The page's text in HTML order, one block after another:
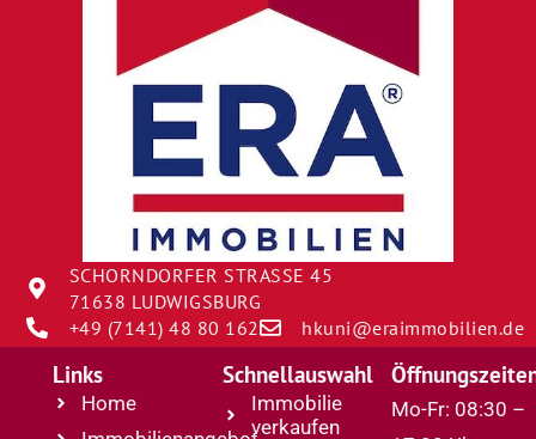
SCHORNDORFER STRASSE 45
71638 LUDWIGSBURG
+49 (7141) 48 80 162
hkuni@eraimmobilien.de
Links
Home
Schnellauswahl
Immobilie
verkaufen
Mo-Fr: 08:30 –